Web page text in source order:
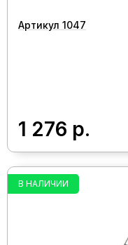
Артикул 1047
1 276 р.
В НАЛИЧИИ